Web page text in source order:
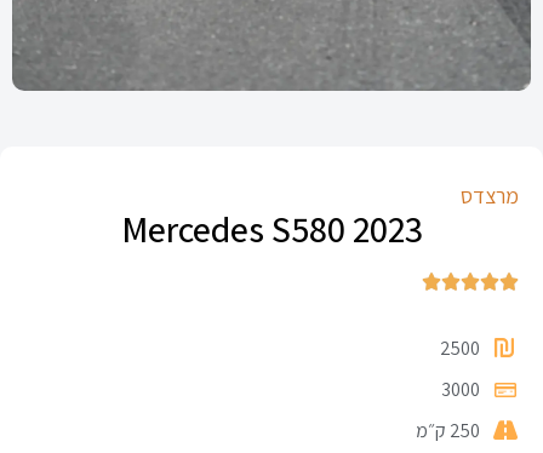
מרצדס
Mercedes S580 2023





2500
3000
250 ק״מ